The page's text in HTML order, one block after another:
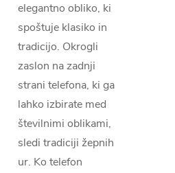
elegantno obliko, ki
spoštuje klasiko in
tradicijo. Okrogli
zaslon na zadnji
strani telefona, ki ga
lahko izbirate med
številnimi oblikami,
sledi tradiciji žepnih
ur. Ko telefon